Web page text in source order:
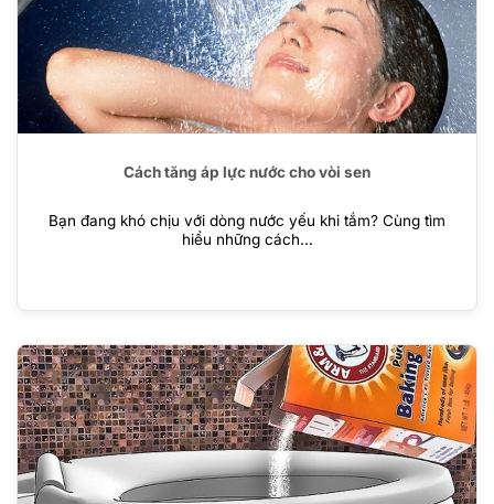
Cách tăng áp lực nước cho vòi sen
Bạn đang khó chịu với dòng nước yếu khi tắm? Cùng tìm
hiểu những cách...